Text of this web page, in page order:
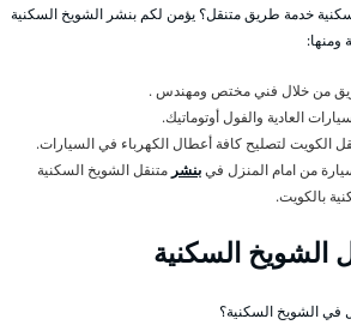
خدمة طريق متنقل؟ يؤمن لكم بنشر الشويخ السكنية
ومنها:
من خلال فني مختص ومهندس .
العادية والفول أوتوماتيك.
الكويت لتصليح كافة أعطال الكهرباء في السيارات.
من امام المنزل فيبنشر متنقل الشويخ السكنية
بالكويت.
الشويخ السكنية
الشويخ السكنية؟